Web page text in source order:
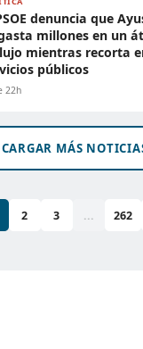
denuncia que
millones en un
mientras recorta
públicos
22h
CARGAR MÁS
2 3 ... 262